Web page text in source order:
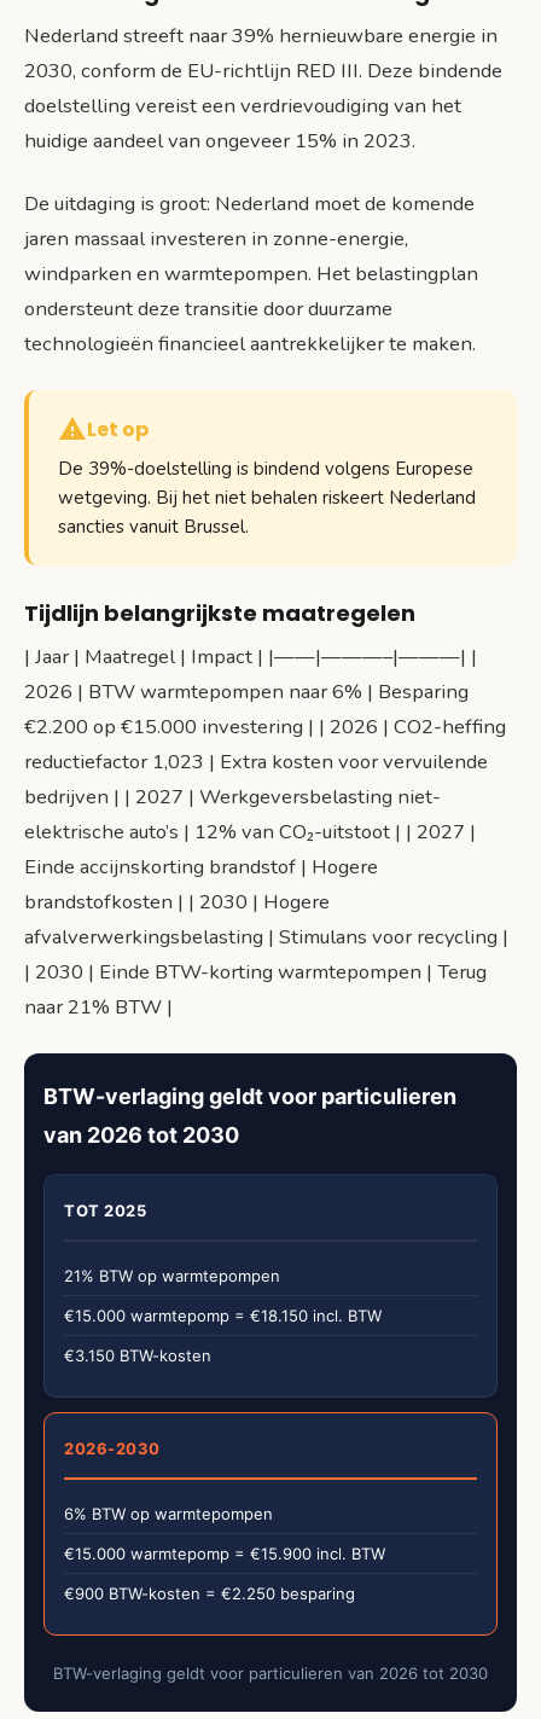
Nederland streeft naar 39% hernieuwbare energie in
2030, conform de EU-richtlijn RED III. Deze bindende
doelstelling vereist een verdrievoudiging van het
huidige aandeel van ongeveer 15% in 2023.
De uitdaging is groot: Nederland moet de komende
jaren massaal investeren in zonne-energie,
windparken en warmtepompen. Het belastingplan
ondersteunt deze transitie door duurzame
technologieën financieel aantrekkelijker te maken.
Let op
De 39%-doelstelling is bindend volgens Europese
wetgeving. Bij het niet behalen riskeert Nederland
sancties vanuit Brussel.
Tijdlijn belangrijkste maatregelen
| Jaar | Maatregel | Impact | |——|———–|———| |
2026 | BTW warmtepompen naar 6% | Besparing
€2.200 op €15.000 investering | | 2026 | CO2-heffing
reductiefactor 1,023 | Extra kosten voor vervuilende
bedrijven | | 2027 | Werkgeversbelasting niet-
elektrische auto’s | 12% van CO₂-uitstoot | | 2027 |
Einde accijnskorting brandstof | Hogere
brandstofkosten | | 2030 | Hogere
afvalverwerkingsbelasting | Stimulans voor recycling |
| 2030 | Einde BTW-korting warmtepompen | Terug
naar 21% BTW |
BTW-verlaging geldt voor particulieren
van 2026 tot 2030
TOT 2025
21% BTW op warmtepompen
€15.000 warmtepomp = €18.150 incl. BTW
€3.150 BTW-kosten
2026-2030
6% BTW op warmtepompen
€15.000 warmtepomp = €15.900 incl. BTW
€900 BTW-kosten = €2.250 besparing
BTW-verlaging geldt voor particulieren van 2026 tot 2030